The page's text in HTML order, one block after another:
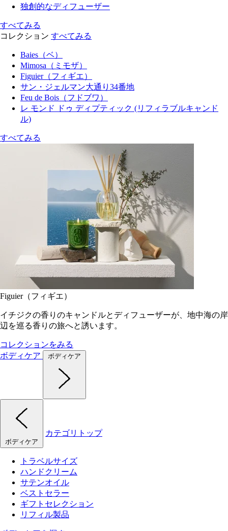
独創的なディフューザー
すべてみる
コレクション すべてみる
Baies（ベ）
Mimosa（ミモザ）
Figuier（フィギエ）
サン・ジェルマン大通り34番地
Feu de Bois（フドブワ）
レ モンド ドゥ ディプティック (リフィラブルキャンド
ル)
すべてみる
Figuier（フィギエ）
イチジクの香りのキャンドルとディフューザーが、地中海の岸
辺を巡る香りの旅へと誘います。
コレクションをみる
ボディケア
ボディケア
ボディケア
カテゴリトップ
トラベルサイズ
ハンドクリーム
サテンオイル
ベストセラー
ギフトセレクション
リフィル製品